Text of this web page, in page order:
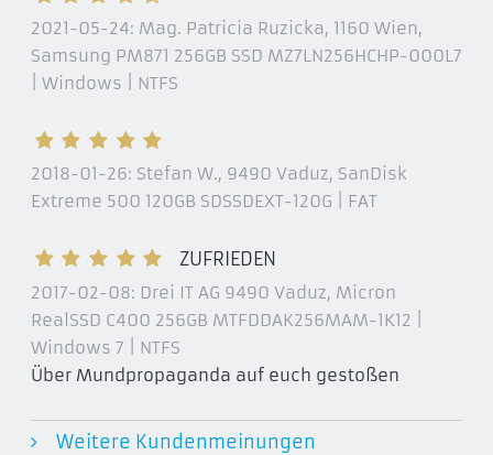
2021-05-24: Mag. Patricia Ruzicka, 1160 Wien,
Samsung PM871 256GB SSD MZ7LN256HCHP-000L7
| Windows | NTFS
2018-01-26: Stefan W., 9490 Vaduz, SanDisk
Extreme 500 120GB SDSSDEXT-120G | FAT
ZUFRIEDEN
2017-02-08: Drei IT AG 9490 Vaduz, Micron
RealSSD C400 256GB MTFDDAK256MAM-1K12 |
Windows 7 | NTFS
Über Mundpropaganda auf euch gestoßen
Weitere Kundenmeinungen